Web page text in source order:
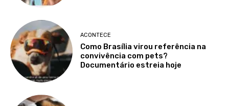
ACONTECE
Como Brasília virou referência na
convivência com pets?
Documentário estreia hoje